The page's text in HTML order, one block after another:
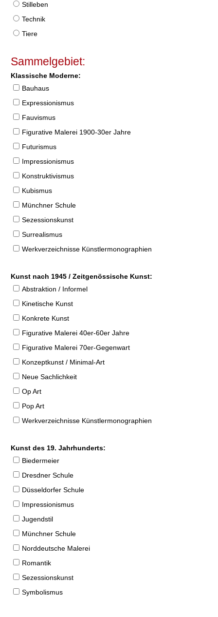
Stilleben
Technik
Tiere
Sammelgebiet:
Klassische Moderne:
Bauhaus
Expressionismus
Fauvismus
Figurative Malerei 1900-30er Jahre
Futurismus
Impressionismus
Konstruktivismus
Kubismus
Münchner Schule
Sezessionskunst
Surrealismus
Werkverzeichnisse Künstlermonographien
Kunst nach 1945 / Zeitgenössische Kunst:
Abstraktion / Informel
Kinetische Kunst
Konkrete Kunst
Figurative Malerei 40er-60er Jahre
Figurative Malerei 70er-Gegenwart
Konzeptkunst / Minimal-Art
Neue Sachlichkeit
Op Art
Pop Art
Werkverzeichnisse Künstlermonographien
Kunst des 19. Jahrhunderts:
Biedermeier
Dresdner Schule
Düsseldorfer Schule
Impressionismus
Jugendstil
Münchner Schule
Norddeutsche Malerei
Romantik
Sezessionskunst
Symbolismus